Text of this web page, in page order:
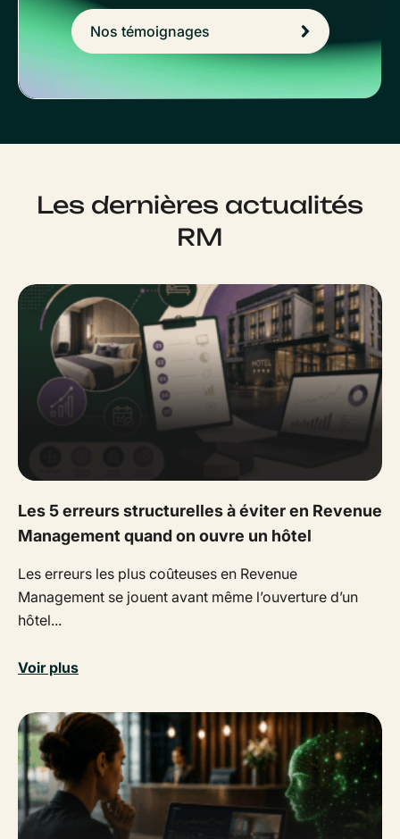
Nos témoignages
Les dernières actualités
RM
Les 5 erreurs structurelles à éviter en Revenue
Management quand on ouvre un hôtel
Les erreurs les plus coûteuses en Revenue
Management se jouent avant même l’ouverture d’un
hôtel...
Voir plus